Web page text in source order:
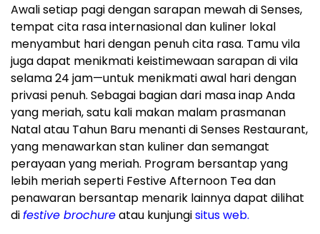
Awali setiap pagi dengan sarapan mewah di Senses,
tempat cita rasa internasional dan kuliner lokal
menyambut hari dengan penuh cita rasa. Tamu vila
juga dapat menikmati keistimewaan sarapan di vila
selama 24 jam—untuk menikmati awal hari dengan
privasi penuh. Sebagai bagian dari masa inap Anda
yang meriah, satu kali makan malam prasmanan
Natal atau Tahun Baru menanti di Senses Restaurant,
yang menawarkan stan kuliner dan semangat
perayaan yang meriah. Program bersantap yang
lebih meriah seperti Festive Afternoon Tea dan
penawaran bersantap menarik lainnya dapat dilihat
difestive brochureatau kunjungisitus web.